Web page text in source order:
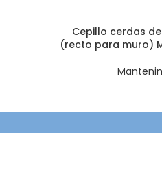
Cepillo cerdas de
(recto para muro)